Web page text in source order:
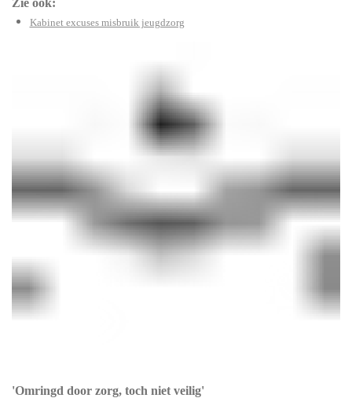
Zie ook:
Kabinet excuses misbruik jeugdzorg
'Omringd door zorg, toch niet veilig'